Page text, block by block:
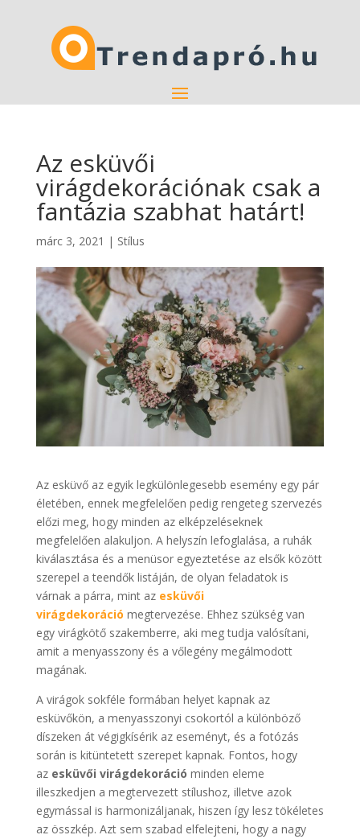
Az esküvői
virágdekorációnak csak a
fantázia szabhat határt!
márc 3, 2021 | Stílus
Az esküvő az egyik legkülönlegesebb esemény egy pár
életében, ennek megfelelően pedig rengeteg szervezés
előzi meg, hogy minden az elképzeléseknek
megfelelően alakuljon. A helyszín lefoglalása, a ruhák
kiválasztása és a menüsor egyeztetése az elsők között
szerepel a teendők listáján, de olyan feladatok is
várnak a párra, mint az esküvői
virágdekoráció megtervezése. Ehhez szükség van
egy virágkötő szakemberre, aki meg tudja valósítani,
amit a menyasszony és a vőlegény megálmodott
magának.
A virágok sokféle formában helyet kapnak az
esküvőkön, a menyasszonyi csokortól a különböző
díszeken át végigkísérik az eseményt, és a fotózás
során is kitüntetett szerepet kapnak. Fontos, hogy
az esküvői virágdekoráció minden eleme
illeszkedjen a megtervezett stílushoz, illetve azok
egymással is harmonizáljanak, hiszen így lesz tökéletes
az összkép. Azt sem szabad elfelejteni, hogy a nagy